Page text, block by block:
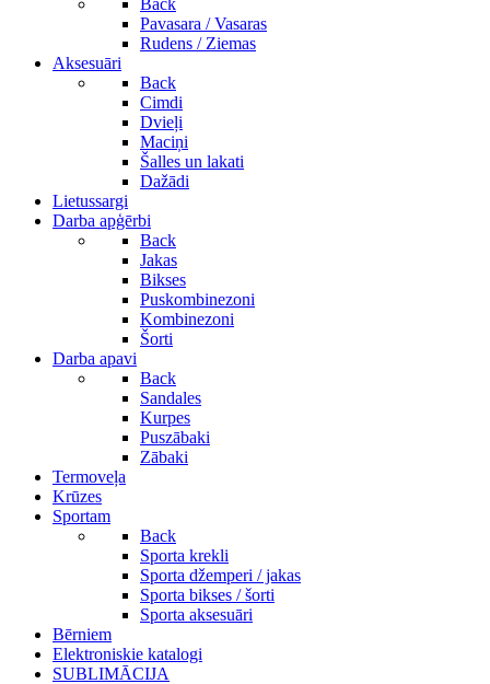
Back
Pavasara / Vasaras
Rudens / Ziemas
Aksesuāri
Back
Cimdi
Dvieļi
Maciņi
Šalles un lakati
Dažādi
Lietussargi
Darba apģērbi
Back
Jakas
Bikses
Puskombinezoni
Kombinezoni
Šorti
Darba apavi
Back
Sandales
Kurpes
Puszābaki
Zābaki
Termoveļa
Krūzes
Sportam
Back
Sporta krekli
Sporta džemperi / jakas
Sporta bikses / šorti
Sporta aksesuāri
Bērniem
Elektroniskie katalogi
SUBLIMĀCIJA